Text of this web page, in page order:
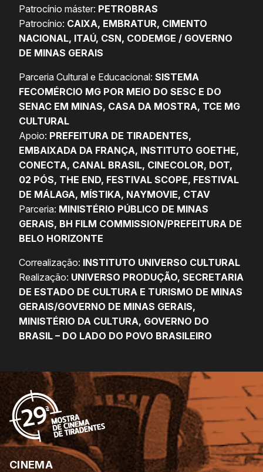
Patrocínio máster: PETROBRAS
Patrocínio: CAIXA, EMBRATUR, CIMENTO
NACIONAL, ITAÚ, CSN, CODEMGE / GOVERNO
DE MINAS GERAIS
Parceria Cultural e Educacional: SISTEMA
FECOMÉRCIO MG POR MEIO DO SESC E DO
SENAC EM MINAS, CASA DA MOSTRA, TCE MG
CULTURAL
Apoio: PREFEITURA DE TIRADENTES,
EMBAIXADA DA FRANÇA, INSTITUTO GOETHE,
CONECTA, CANAL BRASIL, CINECOLOR, DOT,
02 PÓS, THE END, FESTIVAL SCOPE, FESTIVAL
DE MÁLAGA, MÍSTIKA, NAYMOVIE, CTAV
Parceria: MINISTÉRIO PÚBLICO DE MINAS
GERAIS, BH FILM COMMISSION/PREFEITURA DE
BELO HORIZONTE
Correalização: INSTITUTO UNIVERSO CULTURAL
Realização: UNIVERSO PRODUÇÃO, SECRETARIA
DE ESTADO DE CULTURA E TURISMO DE MINAS
GERAIS/GOVERNO DE MINAS GERAIS,
MINISTÉRIO DA CULTURA, GOVERNO DO
BRASIL – DO LADO DO POVO BRASILEIRO
CINEMA